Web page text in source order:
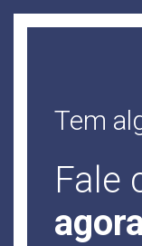
Tem
Fale